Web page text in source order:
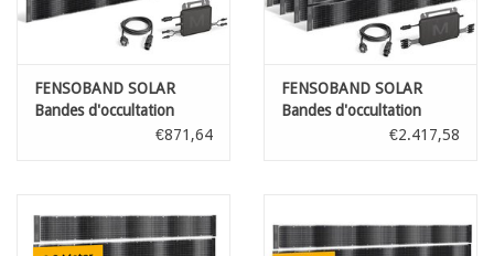
FENSOBAND SOLAR
Bandes d'occultation
photovoltaïque h:19cm
€871,64
FENSOBAND SOLAR
Bandes d'occultation
photovoltaïque h:19cm
€2.417,58